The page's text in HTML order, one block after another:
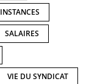
SALAIRES
VIE DU SYNDICAT